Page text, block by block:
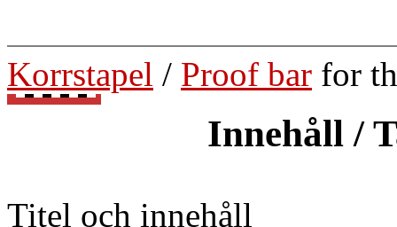
Korrstapel / Proof bar for
Innehåll /
Titel och innehåll